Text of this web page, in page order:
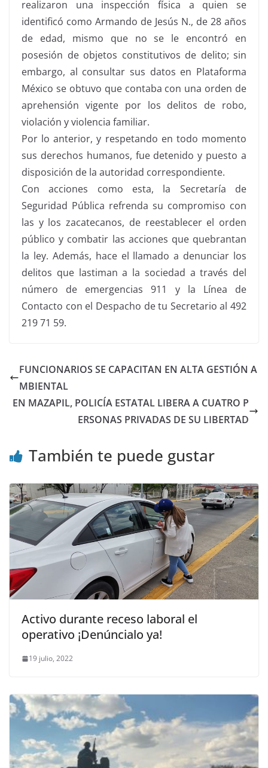
realizaron una inspección física a quien se
identificó como Armando de Jesús N., de 28 años
de edad, mismo que no se le encontró en
posesión de objetos constitutivos de delito; sin
embargo, al consultar sus datos en Plataforma
México se obtuvo que contaba con una orden de
aprehensión vigente por los delitos de robo,
violación y violencia familiar.
Por lo anterior, y respetando en todo momento
sus derechos humanos, fue detenido y puesto a
disposición de la autoridad correspondiente.
Con acciones como esta, la Secretaría de
Seguridad Pública refrenda su compromiso con
las y los zacatecanos, de reestablecer el orden
público y combatir las acciones que quebrantan
la ley. Además, hace el llamado a denunciar los
delitos que lastiman a la sociedad a través del
número de emergencias 911 y la Línea de
Contacto con el Despacho de tu Secretario al 492
219 71 59.
FUNCIONARIOS SE CAPACITAN EN ALTA GESTIÓN A
MBIENTAL
EN MAZAPIL, POLICÍA ESTATAL LIBERA A CUATRO P
ERSONAS PRIVADAS DE SU LIBERTAD
También te puede gustar
Activo durante receso laboral el
operativo ¡Denúncialo ya!
19 julio, 2022